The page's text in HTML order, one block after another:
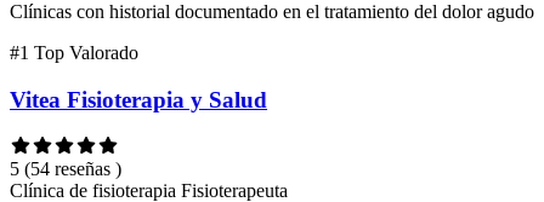
Clínicas con historial documentado en el tratamiento del dolor agudo
#1 Top Valorado
Vitea Fisioterapia y Salud
5 (54 reseñas )
Clínica de fisioterapia Fisioterapeuta